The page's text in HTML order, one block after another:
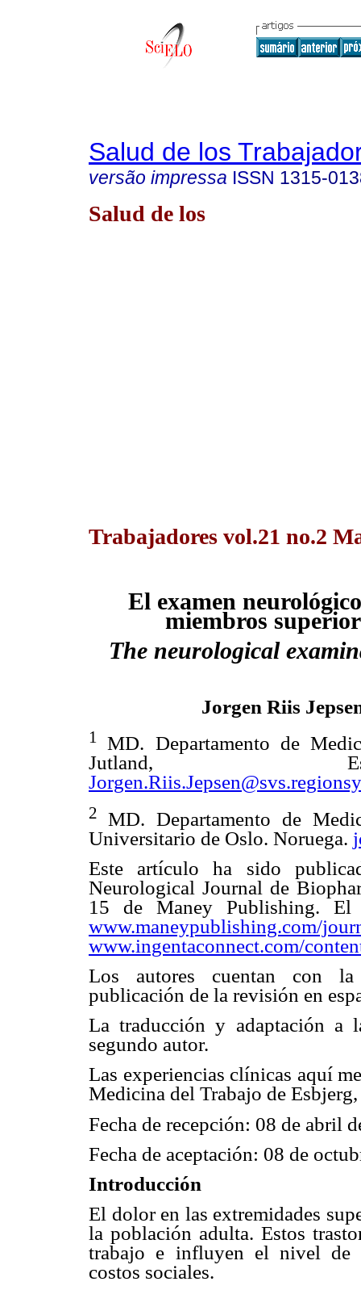
Salud de los
versão impressa ISSN 1315-
Salud de los
Trabajadores vol.21 no.2
El examen
miembros
The neurological
Jorgen Riis
1MD. Departamento de
Jutland,
2 MD. Departamento de
Universitario de Oslo. Noruega.
Este artículo ha sido
Neurological Journal de
15 de Maney Publishing.
www.maneypublishing.com/
www.ingentaconnect.com/
Los autores cuentan con la
publicación de la revisión en
La traducción y adaptación a
segundo autor.
Las experiencias clínicas aquí
Medicina del Trabajo de
Fecha de recepción: 08 de abril
Fecha de aceptación: 08 de
Introducción
El dolor en las extremidades
la población adulta. Estos
trabajo e influyen el nivel de
costos sociales.